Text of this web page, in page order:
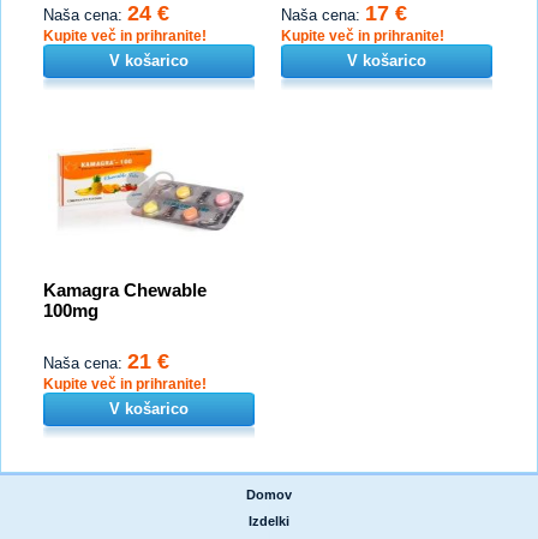
Naša cena: 24 €
Kupite več in prihranite!
V košarico
Naša cena: 17 €
Kupite več in prihranite!
V košarico
Kamagra Chewable
100mg
Naša cena: 21 €
Kupite več in prihranite!
V košarico
Domov
Izdelki